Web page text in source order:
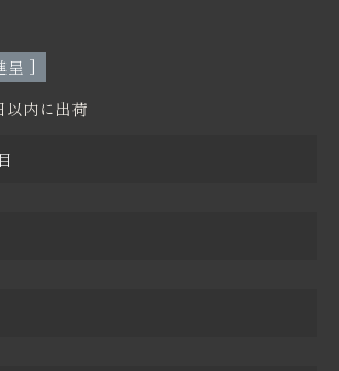
呈 ]
以内に出荷